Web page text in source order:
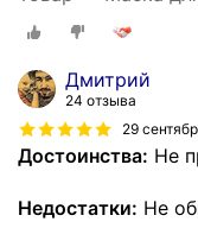
Дмитрий
24 отзыва
29
Достоинства: Не
Недостатки: Не